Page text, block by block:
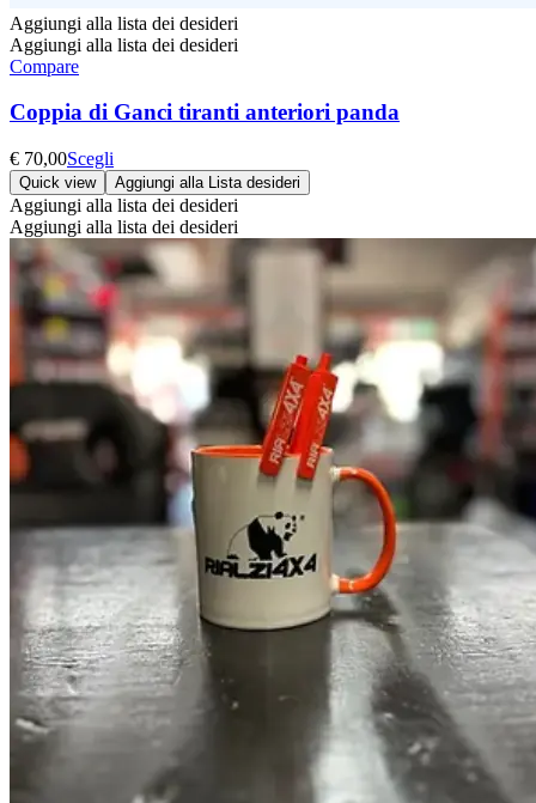
Aggiungi alla lista dei desideri
Aggiungi alla lista dei desideri
Compare
Coppia di Ganci tiranti anteriori panda
€ 70,00Scegli
prodotto
ha
più
varianti.
Le
opzioni
possono
essere
scelte
nella
pagina
del
prodotto
Quick view Aggiungi alla Lista desideri
Aggiungi alla lista dei desideri
Aggiungi alla lista dei desideri